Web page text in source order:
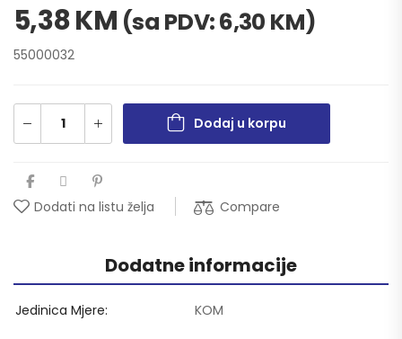
5,38KM (sa PDV:6,30 KM)
55000032
Dodaj u korpu
Dodati na listu želja Compare
Dodatne informacije
Jedinica Mjere KOM